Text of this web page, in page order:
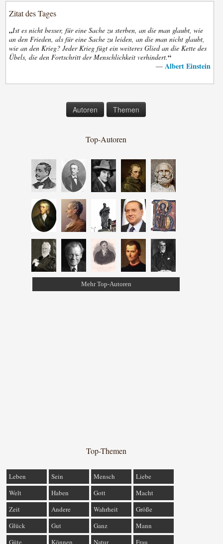
Zitat des Tages
„Ist es nicht besser, für eine Sache zu sterben, an die man glaubt, wie
an den Frieden, als für eine Sache zu leiden, an die man nicht glaubt,
wie an den Krieg? Jeder Krieg fügt ein weiteres Glied an die Kette des
Übels, die den Fortschritt der Menschlichkeit verhindert.“
— Albert Einstein
Autoren Themen
Top-Autoren
Mehr Top-Autoren
Top-Themen
Leben Sein Mensch
Liebe
Welt
Haben Gott
Macht
Zeit
Andere Wahrheit
Größe
Glück
Gut Ganz
Mann
Güte
Können Natur Frau